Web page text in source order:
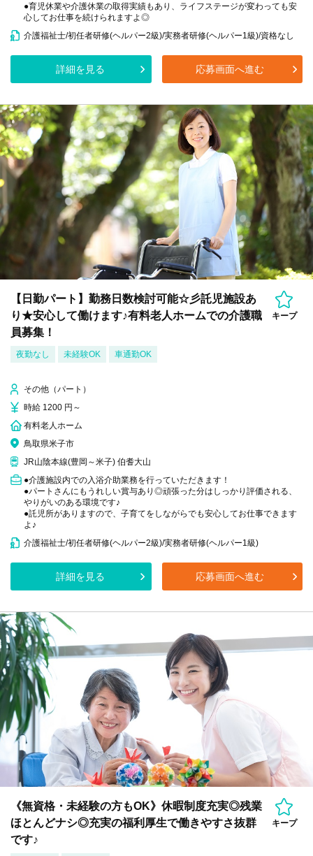
●育児休業や介護休業の取得実績もあり、ライフステージが変わっても安
心してお仕事を続けられますよ◎
介護福祉士/初任者研修(ヘルパー2級)/実務者研修(ヘルパー1級)/資格なし
詳細を見る 応募画面へ進む
【日勤パート】勤務日数検討可能☆彡託児施設あ
り★安心して働けます♪有料老人ホームでの介護職
員募集！
キープ
夜勤なし 未経験OK 車通勤OK
その他（パート）
時給 1200 円～
有料老人ホーム
鳥取県米子市
JR山陰本線(豊岡～米子) 伯耆大山
●介護施設内での入浴介助業務を行っていただきます！
●パートさんにもうれしい賞与あり◎頑張った分はしっかり評価される、
やりがいのある環境です♪
●託児所がありますので、子育てをしながらでも安心してお仕事できます
よ♪
介護福祉士/初任者研修(ヘルパー2級)/実務者研修(ヘルパー1級)
詳細を見る 応募画面へ進む
《無資格・未経験の方もOK》休暇制度充実◎残業
ほとんどナシ◎充実の福利厚生で働きやすさ抜群
です♪
キープ